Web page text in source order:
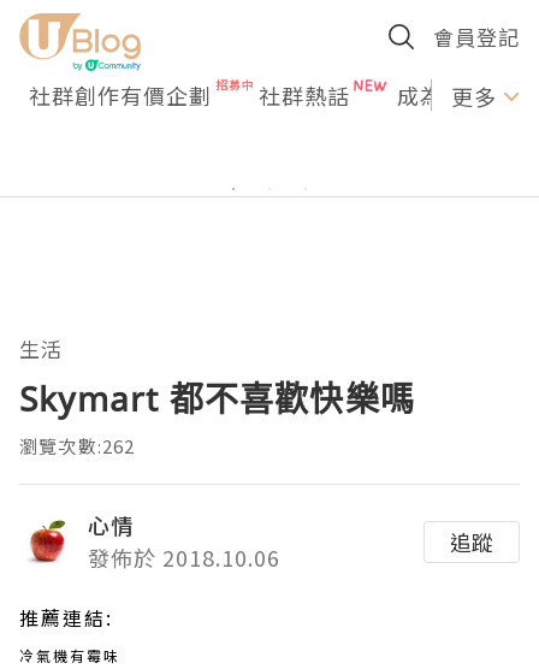
會員登記
社群創作有價企劃 社群熱話 成為U更多
生活
Skymart 都不喜歡快樂嗎
瀏覽次數:262
心情
發佈於 2018.10.06
追蹤
推薦連結:
冷氣機有霉味